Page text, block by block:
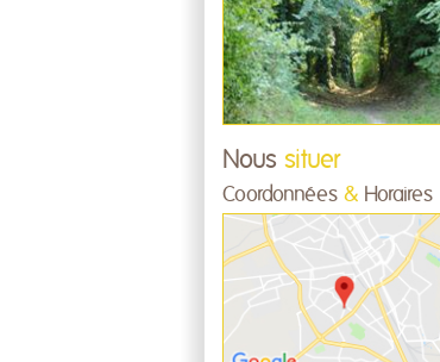
Nous situer
Coordonnées & Horaires